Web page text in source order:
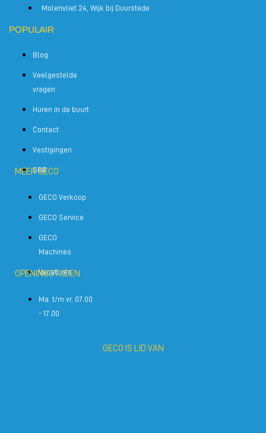
Molenvliet 24, Wijk bij Duurstede
POPULAIR
Blog
Veelgestelde
vragen
Huren in de buurt
Contact
Vestigingen
SRR
MEER GECO
GECO Verkoop
GECO Service
GECO
Machines
Vacatures
OPENINGSTIJDEN
Ma. t/m vr. 07.00
- 17.00
GECO IS LID VAN